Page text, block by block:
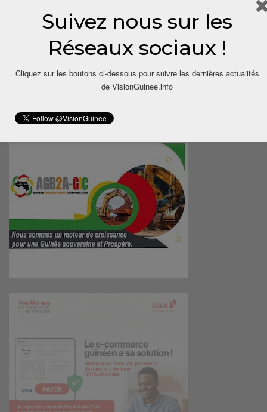
Suivez nous sur les
Réseaux sociaux !
Cliquez sur les boutons ci-dessous pour suivre les dernières actualités
de VisionGuinee.info